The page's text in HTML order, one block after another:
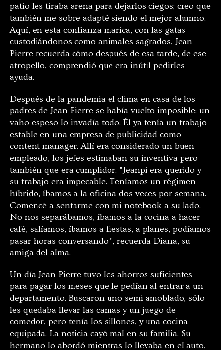
patio les tiraba arena para dejarlos ciegos; creo que
también me sobre adapté siendo el mejor alumno.
Aquí, en esta confianza marica, con las gatas
custodiándonos como animales sagrados, Jean
Pierre recuerda cómo después de esa tarde, de ese
atropello, comprendió que era inútil pedirles
ayuda.
Después de la pandemia el clima en casa de los
padres de Jean Pierre se había vuelto imposible: un
vaho espeso lo invadía todo. Él ya tenía un trabajo
estable en una empresa de publicidad como
content manager. Allí era considerado un buen
empleado, los jefes estimaban su inventiva pero
también que era cumplidor. “Jeanpi era querido y
su trabajo era impecable. Teníamos un régimen
híbrido, íbamos a la oficina dos veces por semana.
Comencé a sentarme con mi notebook a su lado.
No nos separábamos, íbamos a la cocina a hacer
café, salíamos, íbamos a fiestas, a planes, podíamos
pasar horas conversando”, recuerda Diana, su
amiga del alma.
Un día Jean Pierre tuvo los ahorros suficientes
para pagar los meses que le pedían al entrar a un
departamento. Buscaron uno semi amoblado, sólo
les quedaba llevar las camas y un juego de
comedor, pero tenía los sillones, y una cocina
equipada. La noticia cayó mal en su familia. Su
hermano lo abordó mientras lo llevaba en el auto,